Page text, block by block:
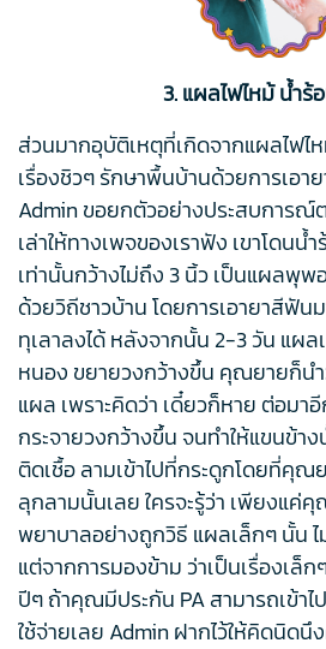
3. แผลไฟไหม้ น้ำร้
ส่วนมากอุบัติเหตุที่เกิดจากแผลไฟไ
เรื่องชิวๆ รักษาพื้นบ้านด้วยการเอา
Admin ขอยกตัวอย่างประสบการณ์
เล่าให้ทางเพจของเราฟัง เขาโดนน้
เท่านั้นกว้างไม่ถึง 3 นิ้ว เป็นแผลพุ
ด้วยวิถีชาวบ้าน โดยการเอายาสีฟัน
ทุเลาลงได้ หลังจากนั้น 2-3 วัน แผ
หนอง ขยายวงกว้างขึ้น คุณยายก็นำ
แผล เพราะคิดว่า เดี๋ยวก็หาย ต่อมา
กระจายวงกว้างขึ้น จนทำให้แขนข้
ติดเชื้อ ลามเข้าไปที่กระดูกโดยที่คุณ
ลุกลามนั้นเลย ใครจะรู้ว่า เพียงแค่
พยาบาลอย่างถูกวิธี แผลเล็กๆ นั้น
แต่จากการมองข้าม ว่าเป็นเรื่องเล็
ปีๆ ถ้าคุณมีประกัน PA สามารถเข้าไ
ใช้จ่ายเลย Admin ฝากไว้ให้คิดนิดนึง